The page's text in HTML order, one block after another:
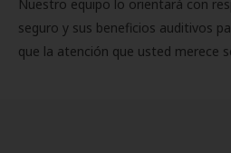
Nuestro equipo lo orientará con
seguro y sus beneficios auditivos
que la atención que usted merece